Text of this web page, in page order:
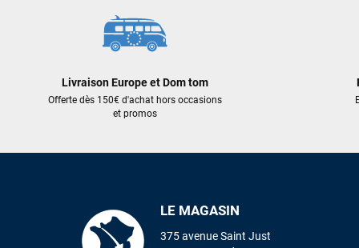
Livraison Europe et Dom tom
Offerte dès 150€ d'achat hors occasions
et promos
LE MAGASIN
375 avenue Saint Just